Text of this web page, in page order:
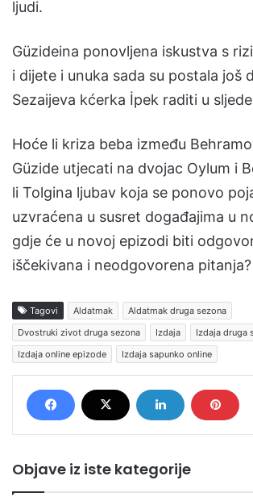
ljudi.
Güzideina ponovljena iskustva s
i dijete i unuka sada su postala još
Sezaijeva kćerka İpek raditi u
Hoće li kriza beba između
Güzide utjecati na dvojac Oylum i
li Tolgina ljubav koja se ponovo
uzvraćena u susret događajima u
gdje će u novoj epizodi biti
iščekivana i neodgovorena pitanja?
Tagovi Aldatmak
Aldatmak druga sezona
Dvostruki zivot druga sezona
Izdaja
Izdaja druga
Izdaja online epizode
Izdaja sapunko online
Objave iz iste kategorije